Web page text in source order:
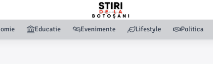
Educatie Evenimente Lifestyle Politica